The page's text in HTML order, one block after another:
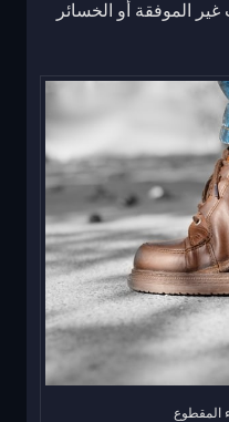
الموفقة أو الخسائر
المقطوع